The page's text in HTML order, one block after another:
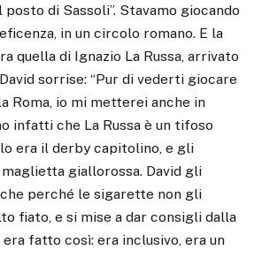
di Sassoli”. Stavamo giocando
in un circolo romano. E la
quella di Ignazio La Russa, arrivato
sorrise: “Pur di vederti giocare
Roma, io mi metterei anche in
infatti che La Russa è un tifoso
era il derby capitolino, e gli
maglietta giallorossa. David gli
perché le sigarette non gli
fiato, e si mise a dar consigli dalla
fatto così: era inclusivo, era un